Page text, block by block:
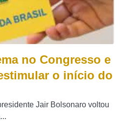
no Congresso e
o início do
Jair Bolsonaro voltou